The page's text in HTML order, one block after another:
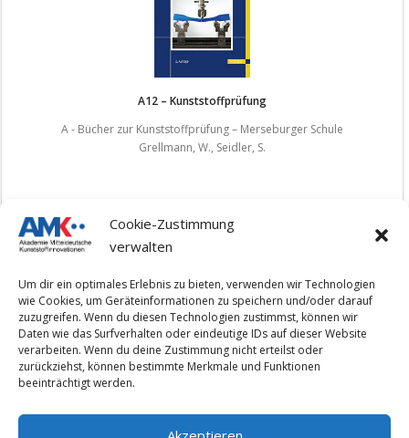
Cookie-Zustimmung
verwalten
Um dir ein optimales Erlebnis zu bieten, verwenden wir Technologien
wie Cookies, um Geräteinformationen zu speichern und/oder darauf
zuzugreifen. Wenn du diesen Technologien zustimmst, können wir
Daten wie das Surfverhalten oder eindeutige IDs auf dieser Website
verarbeiten. Wenn du deine Zustimmung nicht erteilst oder
zurückziehst, können bestimmte Merkmale und Funktionen
beeinträchtigt werden.
A12 – Kunststoffprüfung
A - Bücher zur Kunststoffprüfung – Merseburger Schule
Grellmann, W., Seidler, S.
1 2
Impressum